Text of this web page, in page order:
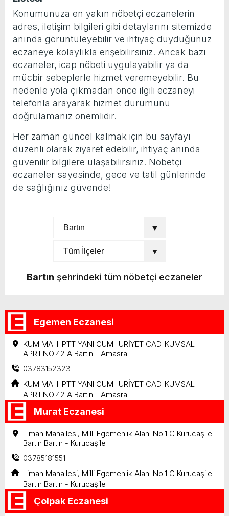
yeni özellikler belli oldu
Konumunuza en yakın nöbetçi eczanelerin
adres, iletişim bilgileri gibi detaylarını sitemizde
anında görüntüleyebilir ve ihtiyaç duyduğunuz
eczaneye kolaylıkla erişebilirsiniz. Ancak bazı
eczaneler, icap nöbeti uygulayabilir ya da
mücbir sebeplerle hizmet veremeyebilir. Bu
nedenle yola çıkmadan önce ilgili eczaneyi
telefonla arayarak hizmet durumunu
doğrulamanız önemlidir.
Her zaman güncel kalmak için bu sayfayı
düzenli olarak ziyaret edebilir, ihtiyaç anında
güvenilir bilgilere ulaşabilirsiniz. Nöbetçi
eczaneler sayesinde, gece ve tatil günlerinde
de sağlığınız güvende!
Bartın şehrindeki tüm nöbetçi eczaneler
Egemen Eczanesi
KUM MAH. PTT YANI CUMHURİYET CAD. KUMSAL
APRT.NO:42 A Bartın - Amasra
03783152323
KUM MAH. PTT YANI CUMHURİYET CAD. KUMSAL
APRT.NO:42 A Bartın - Amasra
Murat Eczanesi
Liman Mahallesi, Milli Egemenlik Alanı No:1 C Kurucaşile
Bartın Bartın - Kurucaşile
03785181551
Liman Mahallesi, Milli Egemenlik Alanı No:1 C Kurucaşile
Bartın Bartın - Kurucaşile
Çolpak Eczanesi